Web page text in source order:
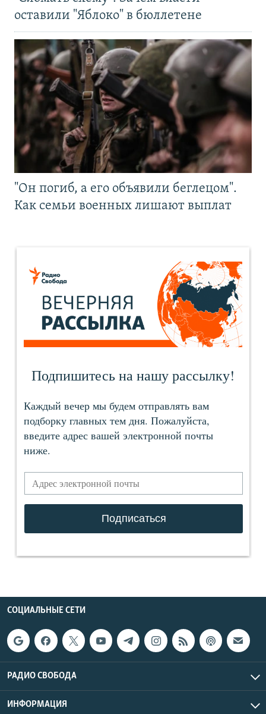
оставили "Яблоко" в бюллетене
"Он погиб, а его объявили беглецом".
Как семьи военных лишают выплат
СОЦИАЛЬНЫЕ СЕТИ
РАДИО СВОБОДА
ИНФОРМАЦИЯ